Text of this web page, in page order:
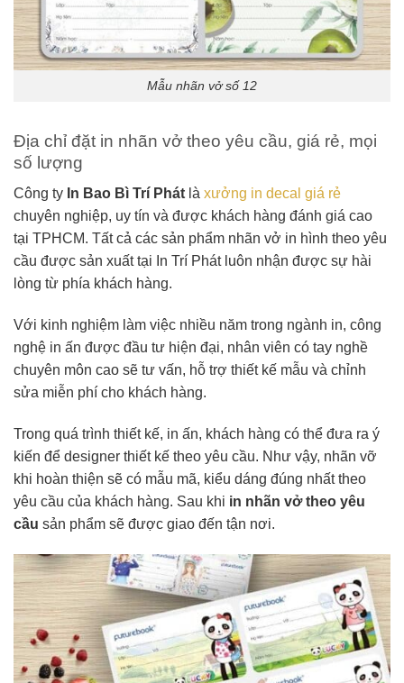
Mẫu nhãn vở số 12
Địa chỉ đặt in nhãn vở theo yêu cầu, giá rẻ, mọi
số lượng
Công ty In Bao Bì Trí Phát là xưởng in decal giá rẻ
chuyên nghiệp, uy tín và được khách hàng đánh giá cao
tại TPHCM. Tất cả các sản phẩm nhãn vở in hình theo yêu
cầu được sản xuất tại In Trí Phát luôn nhận được sự hài
lòng từ phía khách hàng.
Với kinh nghiệm làm việc nhiều năm trong ngành in, công
nghệ in ấn được đầu tư hiện đại, nhân viên có tay nghề
chuyên môn cao sẽ tư vấn, hỗ trợ thiết kế mẫu và chỉnh
sửa miễn phí cho khách hàng.
Trong quá trình thiết kế, in ấn, khách hàng có thể đưa ra ý
kiến để designer thiết kế theo yêu cầu. Như vậy, nhãn vỡ
khi hoàn thiện sẽ có mẫu mã, kiểu dáng đúng nhất theo
yêu cầu của khách hàng. Sau khi in nhãn vở theo yêu
cầu sản phẩm sẽ được giao đến tận nơi.